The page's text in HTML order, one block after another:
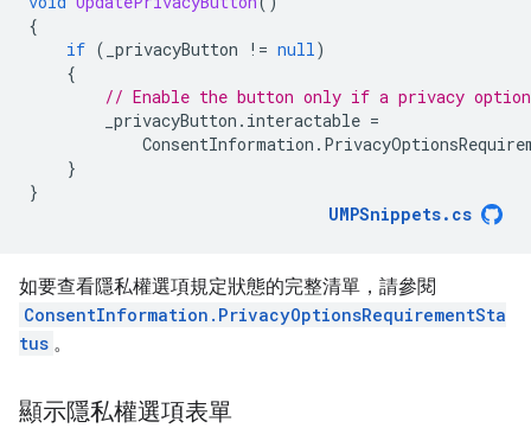
{
if ( _privacyButton != null)
{
// Enable the button only if a privacy
_privacyButton . interactable =
ConsentInformation .
}
}
UMPSnippets. cs
如要查看隱私權選項規定狀態的完整清單，請參閱
ConsentInformation.PrivacyOptionsRequirementSta
tus 。
顯示隱私權選項表單